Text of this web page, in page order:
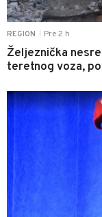
REGION Pre 2 h
Željeznička
teretnog voza,